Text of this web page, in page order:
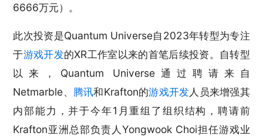
6666万元）。
此次投资是Quantum Universe自2023年转型为专注
于游戏开发的XR工作室以来的首笔后续投资。自转型
以来，Quantum Universe通过聘请来自
Netmarble、 腾讯和Krafton的游戏开发人员来增强其
内部能力，并于今年1月重组了组织结构，聘请前
Krafton亚洲总部负责人Yongwook Choi担任游戏业